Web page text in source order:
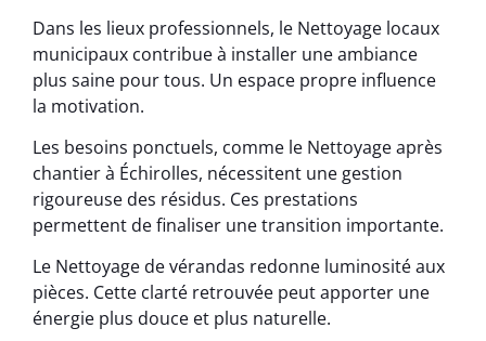
Dans les lieux professionnels, le Nettoyage locaux
municipaux contribue à installer une ambiance
plus saine pour tous. Un espace propre influence
la motivation.
Les besoins ponctuels, comme le Nettoyage après
chantier à Échirolles, nécessitent une gestion
rigoureuse des résidus. Ces prestations
permettent de finaliser une transition importante.
Le Nettoyage de vérandas redonne luminosité aux
pièces. Cette clarté retrouvée peut apporter une
énergie plus douce et plus naturelle.